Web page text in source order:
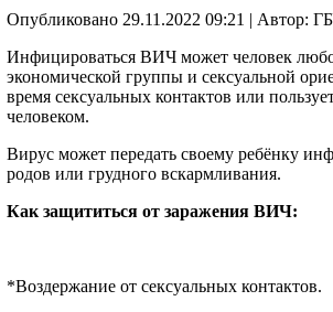
Опубликовано 29.11.2022 09:21 | Автор:
Инфицироваться ВИЧ может человек
экономической группы и сексуальной
время сексуальных контактов или
человеком.
Вирус может передать своему ребёнку
родов или грудного вскармливания.
Как защититься от заражения ВИЧ:
*Воздержание от сексуальных контактов.